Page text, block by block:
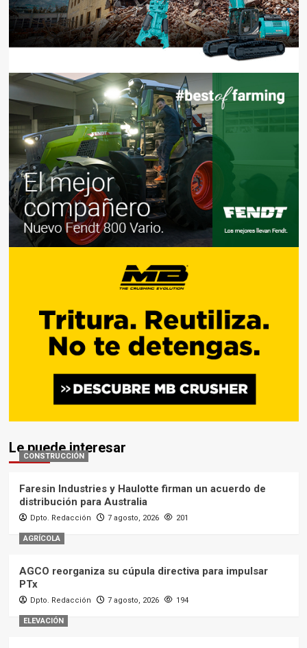
Le puede interesar
CONSTRUCCIÓN
Faresin Industries y Haulotte firman un acuerdo de
distribución para Australia
Dpto. Redacción 7 agosto, 2026 201
AGRÍCOLA
AGCO reorganiza su cúpula directiva para impulsar
PTx
Dpto. Redacción 7 agosto, 2026 194
ELEVACIÓN